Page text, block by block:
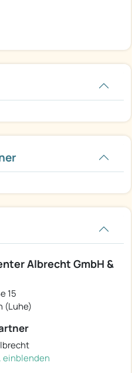
Albrecht GmbH &
15
(Luhe)
einblenden